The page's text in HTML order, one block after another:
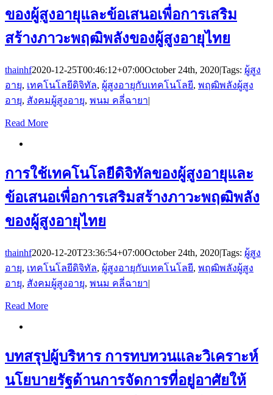
ของผู้สูงอายุและข้อเสนอเพื่อการเสริม
สร้างภาวะพฤฒิพลังของผู้สูงอายุไทย
thainhf2020-12-25T00:46:12+07:00October 24th, 2020|Tags: ผู้สูง
อายุ, เทคโนโลยีดิจิทัล, ผู้สูงอายุกับเทคโนโลยี, พฤฒิพลังผู้สูง
อายุ, สังคมผู้สูงอายุ, พนม คลี่ฉายา|
Read More
การใช้เทคโนโลยีดิจิทัลของผู้สูงอายุและ
ข้อเสนอเพื่อการเสริมสร้างภาวะพฤฒิพลัง
ของผู้สูงอายุไทย
thainhf2020-12-20T23:36:54+07:00October 24th, 2020|Tags: ผู้สูง
อายุ, เทคโนโลยีดิจิทัล, ผู้สูงอายุกับเทคโนโลยี, พฤฒิพลังผู้สูง
อายุ, สังคมผู้สูงอายุ, พนม คลี่ฉายา|
Read More
บทสรุปผู้บริหาร การทบทวนและวิเคราะห์
นโยบายรัฐด้านการจัดการที่อยู่อาศัยให้